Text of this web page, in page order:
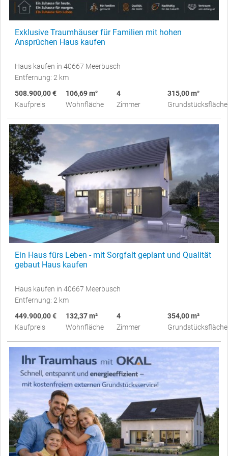
Exklusive Traumhäuser für Familien mit hohen
Ansprüchen Haus kaufen
Haus kaufen in 40667 Meerbusch
Entfernung: 2 km
508.900,00 €
Kaufpreis
106,69 m²
Wohnfläche
4
Zimmer
315,00 m²
Grundstücksfläche
Ein Haus fürs Leben - mit Sorgfalt geplant und Qualität
gebaut Haus kaufen
Haus kaufen in 40667 Meerbusch
Entfernung: 2 km
449.900,00 €
Kaufpreis
132,37 m²
Wohnfläche
4
Zimmer
354,00 m²
Grundstücksfläche